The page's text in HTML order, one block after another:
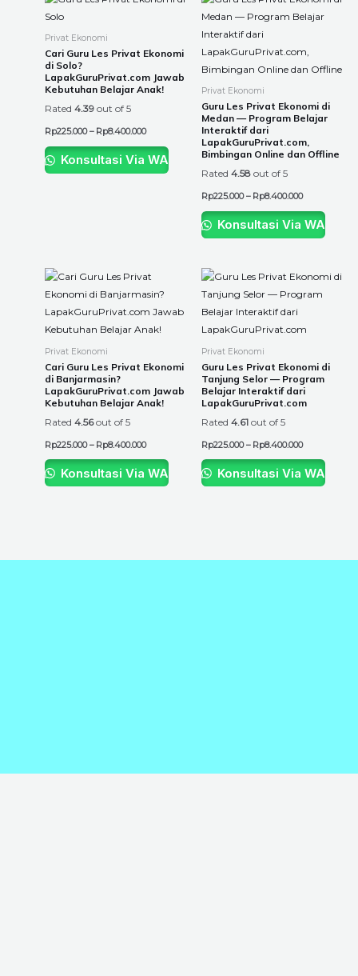
Privat Ekonomi
Cari Guru Les Privat Ekonomi
di Solo?
LapakGuruPrivat.com Jawab
Kebutuhan Belajar Anak!
Rated 4.39 out of 5
Rp225.000 – Rp8.400.000
range:
multiple
The
chosen
on
Konsultasi Via WA
Privat Ekonomi
Guru Les Privat Ekonomi di
Medan — Program Belajar
Interaktif dari
LapakGuruPrivat.com,
Bimbingan Online dan Offline
Rated 4.58 out of 5
Rp225.000 – Rp8.400.000
range:
Rp225.000
product
multiple
variants.
options
may
be
chosen
the
product
page
Konsultasi Via WA
Privat Ekonomi
Cari Guru Les Privat Ekonomi
di Banjarmasin?
LapakGuruPrivat.com Jawab
Kebutuhan Belajar Anak!
Rated 4.56out of 5
Rp225.000 – Rp8.400.000
Price
Rp225.000
Rp8.400.000
This
product
has
multiple
The
may
the
product
Konsultasi Via WA
Privat Ekonomi
Guru Les Privat Ekonomi di
Tanjung Selor — Program
Belajar Interaktif dari
LapakGuruPrivat.com
Rated 4.61 out of 5
Rp225.000 – Rp8.400.000
Rp225.000
This
product
multiple
The
options
may
the
product
Konsultasi Via WA